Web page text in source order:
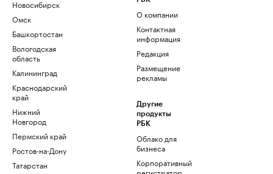
Новосибирск
Омск
Башкортостан
Вологодская
область
Калининград
Краснодарский
край
Нижний
Новгород
Пермский край
Ростов-на-Дону
Татарстан
О компании
Контактная
информация
Редакция
Размещение
рекламы
Другие
продукты
РБК
Облако для
бизнеса
Корпоративный